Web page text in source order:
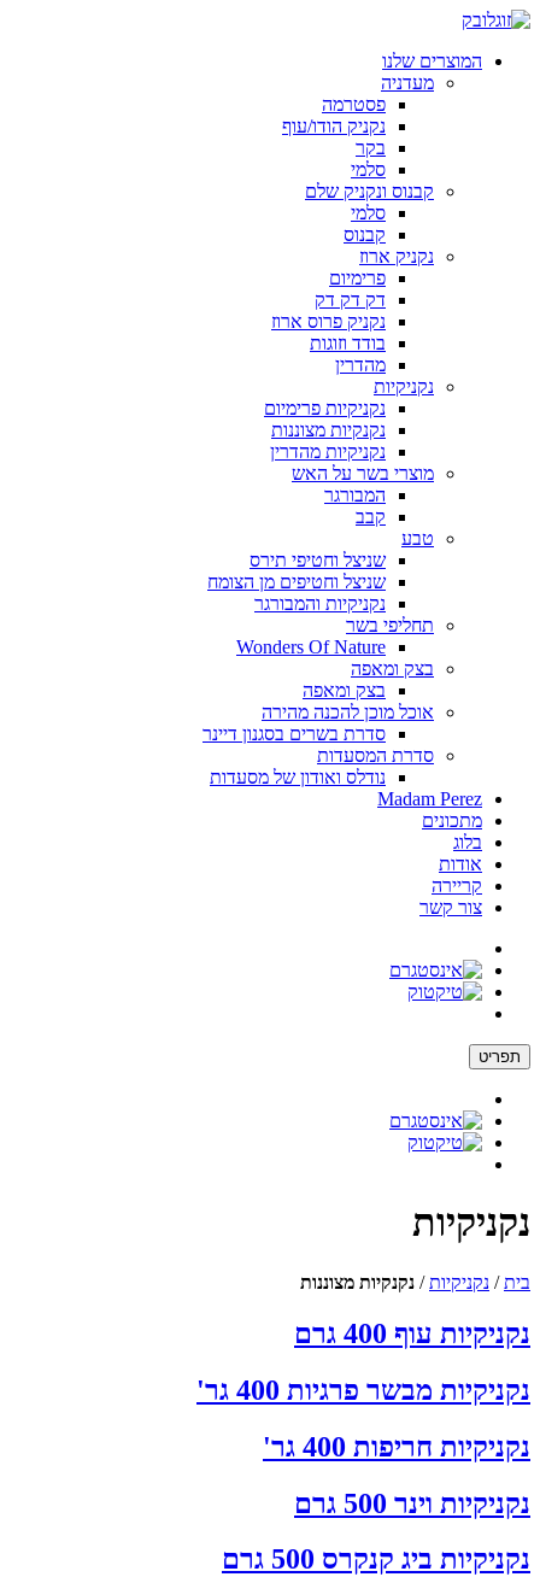
המוצרים שלנו
מעדניה
פסטרמה
נקניק הודו/עוף
בקר
סלמי
קבנוס ונקניק שלם
סלמי
קבנוס
נקניק ארוז
פרימיום
דק דק דק
נקניק פרוס ארוז
בודד וזוגות
מהדרין
נקניקיות
נקניקיות פרימיום
נקנקיות מצוננות
נקניקיות מהדרין
מוצרי בשר על האש
המבורגר
קבב
טבע
שניצל וחטיפי תירס
שניצל וחטיפים מן הצומח
נקניקיות והמבורגר
תחליפי בשר
Wonders Of Nature
בצק ומאפה
בצק ומאפה
אוכל מוכן להכנה מהירה
סדרת בשרים בסגנון דיינר
סדרת המסעדות
נודלס ואודון של מסעדות
Madam Perez
מתכונים
בלוג
אודות
קריירה
צור קשר
תפריט
נקניקיות
בית/ נקניקיות/ נקנקיות מצוננות
נקניקיות עוף 400 גרם
נקניקיות מבשר פרגיות 400 גר'
נקניקיות חריפות 400 גר'
נקניקיות וינר 500 גרם
נקניקיות ביג קנקרס 500 גרם